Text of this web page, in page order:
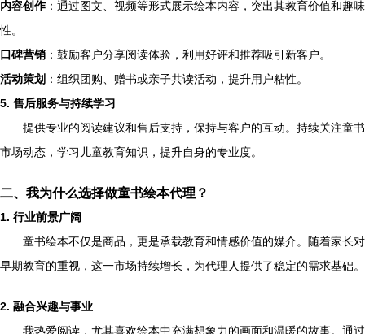
内容创作：通过图文、视频等形式展示绘本内容，突出其教育价值和趣味
性。
口碑营销 ：鼓励客户分享阅读体验，利用好评和推荐吸引新客户。
活动策划 ：组织团购、赠书或亲子共读活动，提升用户粘性。
5. 售后服务与持续学习
提供专业的阅读建议和售后支持，保持与客户的互动。持续关注童书
市场动态，学习儿童教育知识，提升自身的专业度。
二、我为什么选择做童书绘本代理？
1. 行业前景广阔
童书绘本不仅是商品，更是承载教育和情感价值的媒介。随着家长对
早期教育的重视，这一市场持续增长，为代理人提供了稳定的需求基础。
2. 融合兴趣与事业
我热爱阅读，尤其喜欢绘本中充满想象力的画面和温暖的故事。通过